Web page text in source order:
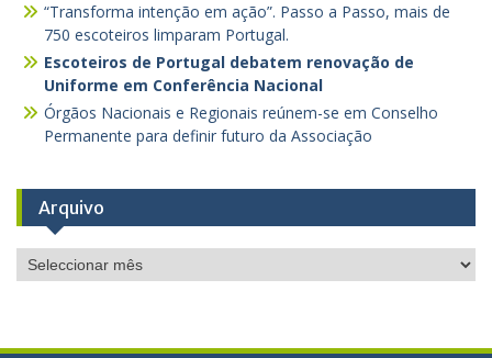
“Transforma intenção em ação”. Passo a Passo, mais de
750 escoteiros limparam Portugal.
Escoteiros de Portugal debatem renovação de
Uniforme em Conferência Nacional
Órgãos Nacionais e Regionais reúnem-se em Conselho
Permanente para definir futuro da Associação
Arquivo
Arquivo